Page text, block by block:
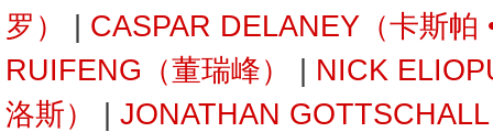
罗）
CASPAR DELANEY（卡斯帕
RUIFENG（董瑞峰）
NICK
洛斯）
JONATHAN